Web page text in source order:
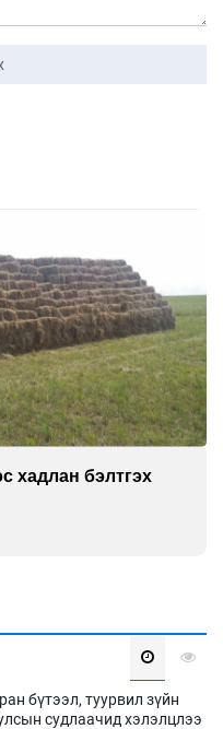
хадлан бэлтгэх
бүтээл, туурвил зүйн
судлаачид хэлэлцлээ